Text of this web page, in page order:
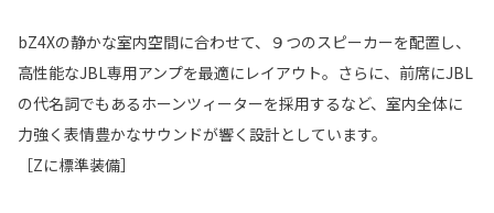
bZ4Xの静かな室内空間に合わせて、９つのスピーカーを配置し、
高性能なJBL専用アンプを最適にレイアウト。さらに、前席にJBL
の代名詞でもあるホーンツィーターを採用するなど、室内全体に
力強く表情豊かなサウンドが響く設計としています。
［Zに標準装備］